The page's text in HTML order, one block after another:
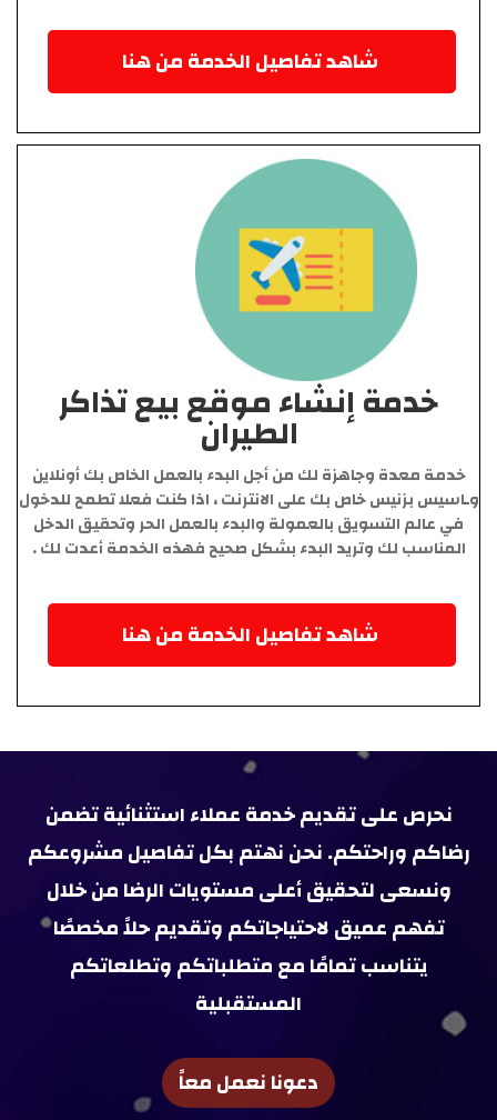
شاهد تفاصيل الخدمة من هنا
خدمة إنشاء موقع بيع تذاكر
الطيران
خدمة معدة وجاهزة لك من أجل البدء بالعمل الخاص بك أونلاين
وـاسيس بزنيس خاص بك على الانترنت ، اذا كنت فعلا تطمح للدخول
في عالم التسويق بالعمولة والبدء بالعمل الحر وتحقيق الدخل
المناسب لك وتريد البدء بشكل صحيح فهذه الخدمة أعدت لك .
شاهد تفاصيل الخدمة من هنا
نحرص على تقديم خدمة عملاء استثنائية تضمن
رضاكم وراحتكم. نحن نهتم بكل تفاصيل مشروعكم
ونسعى لتحقيق أعلى مستويات الرضا من خلال
تفهم عميق لاحتياجاتكم وتقديم حلاً مخصصًا
يتناسب تمامًا مع متطلباتكم وتطلعاتكم
المستقبلية
دعونا نعمل معاً